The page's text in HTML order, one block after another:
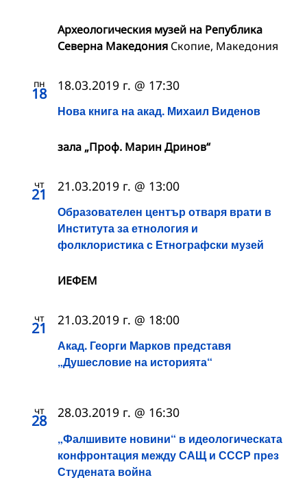
Археологическия музей на Република
Северна Македония Скопие, Македония
пн
18
Нова книга на акад. Михаил Виденов
18.03.2019 г. @ 17:30
зала „Проф. Марин Дринов“
чт
21
Образователен център отваря врати в
Института за етнология и
фолклористика с Етнографски музей
21.03.2019 г. @ 13:00
ИЕФЕМ
чт
21
Акад. Георги Марков представя
„Душесловие на историята“
21.03.2019 г. @ 18:00
чт
28
„Фалшивите новини“ в идеологическата
конфронтация между САЩ и СССР през
Студената война
28.03.2019 г. @ 16:30